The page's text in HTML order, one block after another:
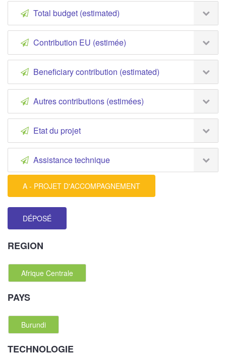
Total budget (estimated)
Contribution EU (estimée)
Beneficiary contribution (estimated)
Autres contributions (estimées)
Etat du projet
Assistance technique
A - PROJET D'ACCOMPAGNEMENT
DÉPOSÉ
REGION
Afrique Centrale
PAYS
Burundi
TECHNOLOGIE